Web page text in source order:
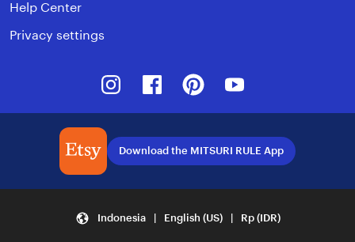
Help Center
Privacy settings
InstagramFacebookPinterest
Download the MITSURI RULE App
Indonesia | English (US) | Rp (IDR)